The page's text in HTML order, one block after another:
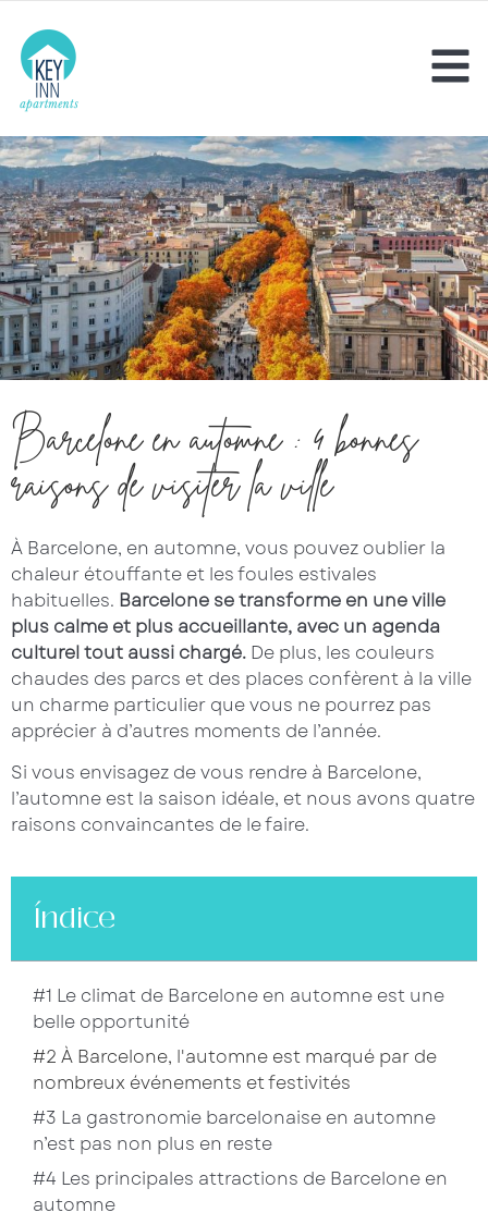
Barcelone en automne : 4 bonnes
raisons de visiter la ville
À Barcelone, en automne, vous pouvez oublier la
chaleur étouffante et les foules estivales
habituelles. Barcelone se transforme en une ville
plus calme et plus accueillante, avec un agenda
culturel tout aussi chargé. De plus, les couleurs
chaudes des parcs et des places confèrent à la ville
un charme particulier que vous ne pourrez pas
apprécier à d’autres moments de l’année.
Si vous envisagez de vous rendre à Barcelone,
l’automne est la saison idéale, et nous avons quatre
raisons convaincantes de le faire.
Índice
#1 Le climat de Barcelone en automne est une
belle opportunité
#2 À Barcelone, l'automne est marqué par de
nombreux événements et festivités
#3 La gastronomie barcelonaise en automne
n’est pas non plus en reste
#4 Les principales attractions de Barcelone en
automne